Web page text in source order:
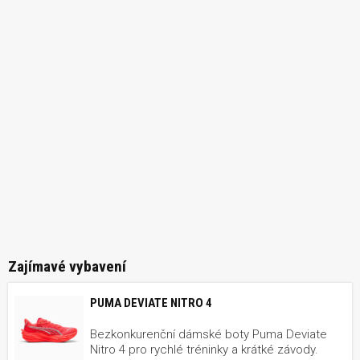
Zajímavé vybavení
PUMA DEVIATE NITRO 4
Bezkonkurenční dámské boty Puma Deviate
Nitro 4 pro rychlé tréninky a krátké závody.